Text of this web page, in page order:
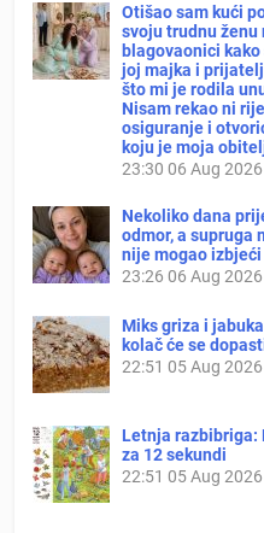
Otišao sam kući
svoju trudnu ženu
blagovaonici
joj majka i
što mi je rodila
Nisam rekao ni
osiguranje i
koju je moja
23:30 06 Aug 2026
Nekoliko dana
odmor, a supruga
nije mogao izbjeći
23:26 06 Aug 2026
Miks griza i
kolač će se
22:51 05 Aug 2026
Letnja razbibriga:
za 12 sekundi
22:51 05 Aug 2026